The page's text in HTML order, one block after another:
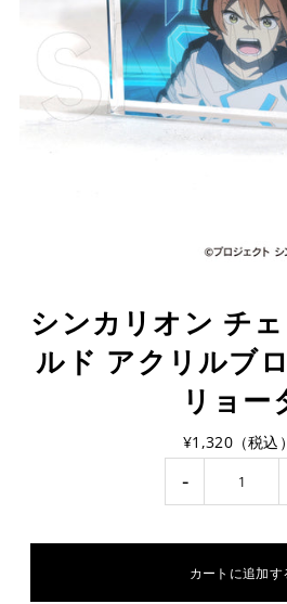
シンカリオン チ
ルド アクリルブ
リョー
¥1,320（税込）
-